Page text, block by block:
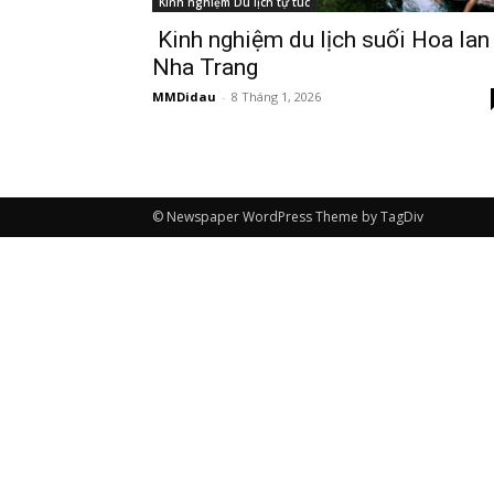
Kinh nghiệm du lịch suối Hoa lan
Nha Trang
MMDidau - 8 Tháng 1, 2026
© Newspaper WordPress Theme by TagDiv